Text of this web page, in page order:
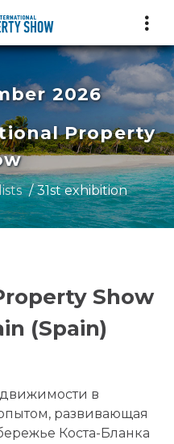
2026
Property
31st exhibition
Show
(Spain)
в
развивающая
Коста-Бланка